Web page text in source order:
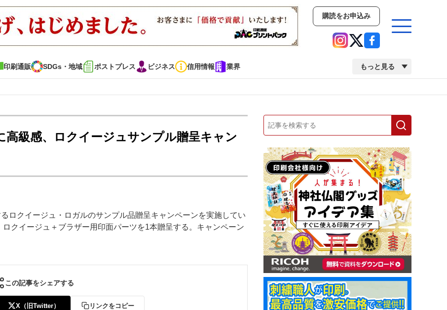
購読をお申込み
印刷通販 SDGs・地域 ポストプレス ビジネス 信用情報 業界 もっと見る
イベント
インタビュー コレクション
市場・統計 人事・移転・異動・訃報
2022 見える化・MIS特集
2022 検査・校正特集
ー お問い合わせ
級感、ロクイージュサンプル贈呈キャン
ロクイージュ・ロガルのサンプル品贈呈キャンペーンを実施してい
クイージュ＋ブラザー用印面パーツを1本贈呈する。キャンペーン
この記事をシェアする
X（旧Twitter） リンクをコピー